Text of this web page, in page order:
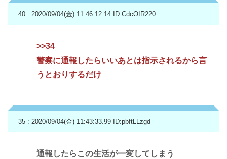
40 : 2020/09/04(金) 11:46:12.14 ID:CdcOIR220
>>34
警察に通報したらいいあとは指示されるから言
うとおりするだけ
35 : 2020/09/04(金) 11:43:33.99 ID:pbftLLzgd
通報したらこの生活が一変してしまう